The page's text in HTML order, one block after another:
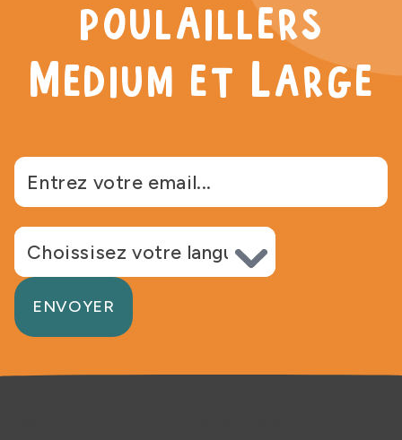
poulaillers
Medium et Large
Choisir la langue
ENVOYER